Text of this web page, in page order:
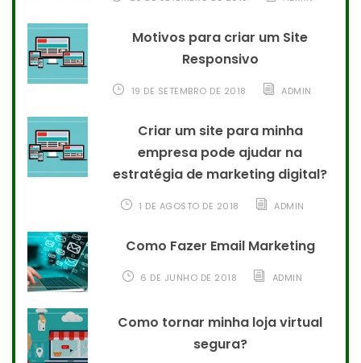
Motivos para criar um Site
Responsivo
19 DE SETEMBRO DE 2018 ADMIN
Criar um site para minha
empresa pode ajudar na
estratégia de marketing digital?
1 DE AGOSTO DE 2018 ADMIN
Como Fazer Email Marketing
6 DE JUNHO DE 2018 ADMIN
Como tornar minha loja virtual
segura?